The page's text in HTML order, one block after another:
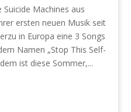
Machines aus
ersten neuen Musik seit
in Europa eine 3 Songs
Namen „Stop This Self-
ist diese Sommer,...